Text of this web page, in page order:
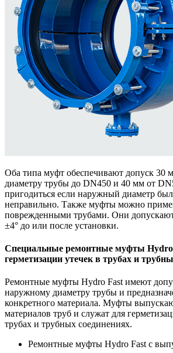
Оба типа муфт обеспечивают допуск 30
диаметру трубы до DN450 и 40 мм от
пригодиться если наружный диаметр
неправильно. Также муфты можно
поврежденными трубами. Они
±4° до или после установки.
Специальные ремонтные муфты Hydro
герметизации утечек в трубах и
Ремонтные муфты Hydro Fast имеют
наружному диаметру трубы и
конкретного материала. Муфты
материалов труб и служат для
трубах и трубных соединениях.
Ремонтные муфты Hydro Fast с